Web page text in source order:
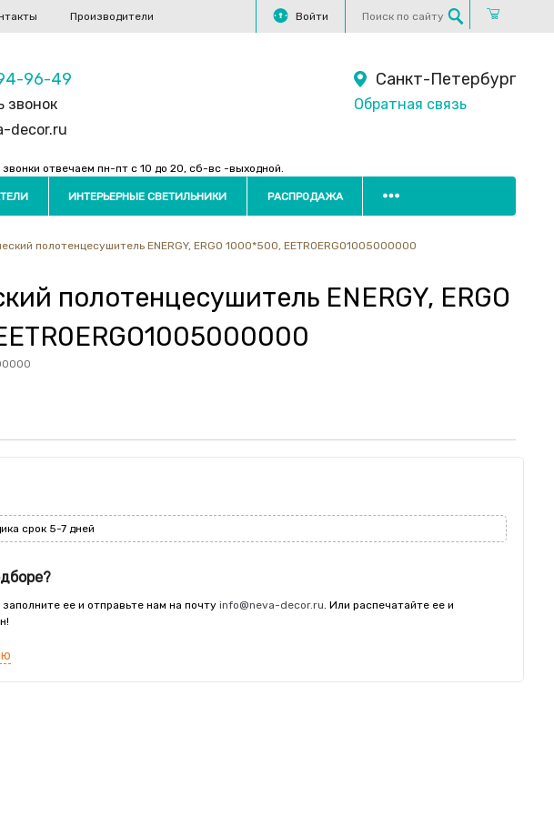
Войти
Производители
96-49
звонок
decor.ru
Санкт-Петербург
Обратная связь
отвечаем пн-пт с 10 до 20, сб-вс -выходной.
ИНТЕРЬЕРНЫЕ СВЕТИЛЬНИКИ РАСПРОДАЖА
полотенцесушитель ENERGY, ERGO 1000*500, EETR0ERGO1005000000
полотенцесушитель ENERGY, ERGO
срок 5-7 дней
ее и отправьте нам на почту info@neva-decor.ru . Или распечатайте ее и